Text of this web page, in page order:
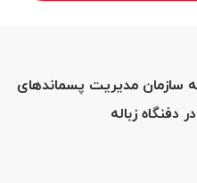
سازمان مدیریت پسماندهای
زباله